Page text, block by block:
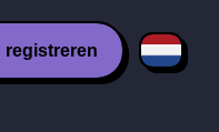
registreren